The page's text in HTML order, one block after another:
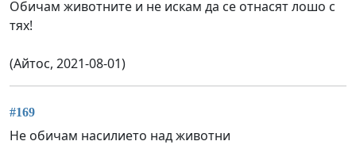
Обичам животните и не искам да се отнасят лошо с
тях!
(Айтос, 2021-08-01)
#169
Не обичам насилието над животни